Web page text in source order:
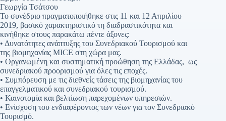
Γεωργία Τσάτσου
Το συνέδριο πραγματοποιήθηκε στις 11 και 12 Απριλίου
2019, βασικό χαρακτηριστικό τη διαδραστικότητα και
κινήθηκε στους παρακάτω πέντε άξονες:
• Δυνατότητες ανάπτυξης του Συνεδριακού Τουρισμού και
της βιομηχανίας MICE στη χώρα μας.
• Οργανωμένη και συστηματική προώθηση της Ελλάδας, ως
συνεδριακού προορισμού για όλες τις εποχές.
• Συμπόρευση με τις διεθνείς τάσεις της βιομηχανίας του
επαγγελματικού και συνεδριακού τουρισμού.
• Καινοτομία και βελτίωση παρεχομένων υπηρεσιών.
• Ενίσχυση του ενδιαφέροντος των νέων για τον Συνεδριακό
Τουρισμό.